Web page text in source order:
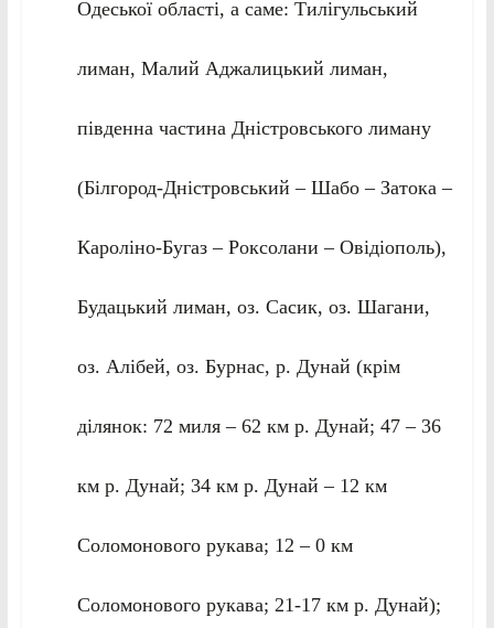
Одеської області, а саме: Тилігульський
лиман, Малий Аджалицький лиман,
південна частина Дністровського лиману
(Білгород-Дністровський – Шабо – Затока –
Кароліно-Бугаз – Роксолани – Овідіополь),
Будацький лиман, оз. Сасик, оз. Шагани,
оз. Алібей, оз. Бурнас, р. Дунай (крім
ділянок: 72 миля – 62 км р. Дунай; 47 – 36
км р. Дунай; 34 км р. Дунай – 12 км
Соломонового рукава; 12 – 0 км
Соломонового рукава; 21-17 км р. Дунай);